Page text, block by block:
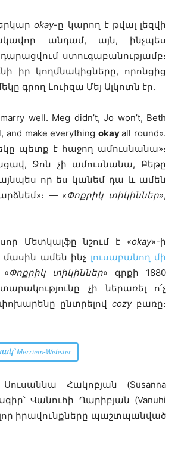
okay-ը կարող է թվալ լեզվի
անդամ, այն, ինչպես
ստուգաբանությամբ։
իր կողմնակիցները, որոնցից
գրող Լուիզա Մեյ Ալկոտն էր.
well. Meg didn’t, Jo won’t, Beth
and make everything okayall round».
պետք է հաջող ամուսնանա»։
Ջոն չի ամուսնանա, Բեթը
որ ես կանեմ դա և ամեն
— «Փոքրիկ տիկիններ»,
Մետկալֆը նշում է «okay»-ի
մասին ամեն ինչ լուսաբանող մի
Փոքրիկ տիկիններ» գրքի 1880
չի ներառել ո՛չ
ընտրելով cozyբառը։
Merriem-Webster
Հակոբյան (Susanna
Վանուհի Ղարիբյան (Vanuhi
իրավունքները պաշտպանված